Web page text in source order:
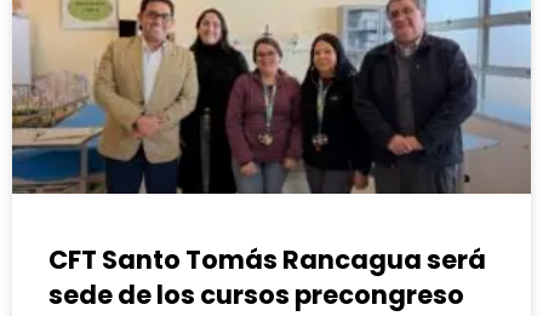
CFT Santo Tomás Rancagua será
sede de los cursos precongreso